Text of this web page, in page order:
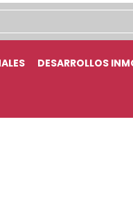
DESARROLLOS